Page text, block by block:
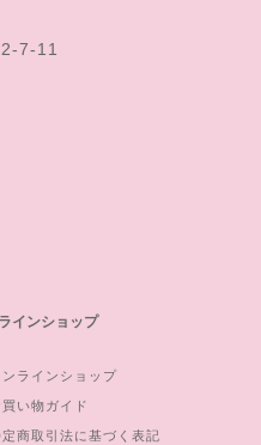
7-11
インショップ
ンラインショップ
買い物ガイド
定商取引法に基づく表記